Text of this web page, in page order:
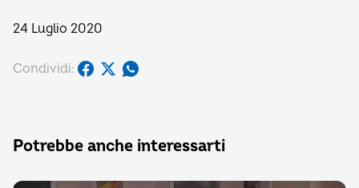
24 Luglio 2020
Condividi:
Potrebbe anche interessarti